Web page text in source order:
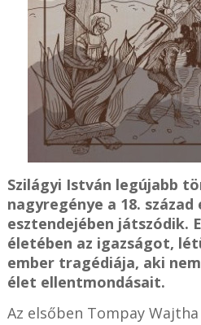
Szilágyi István legújabb
nagyregénye a 18.
esztendejében játszódik.
életében az igazságot,
ember tragédiája, aki
élet ellentmondásait.
Az elsőben Tompay